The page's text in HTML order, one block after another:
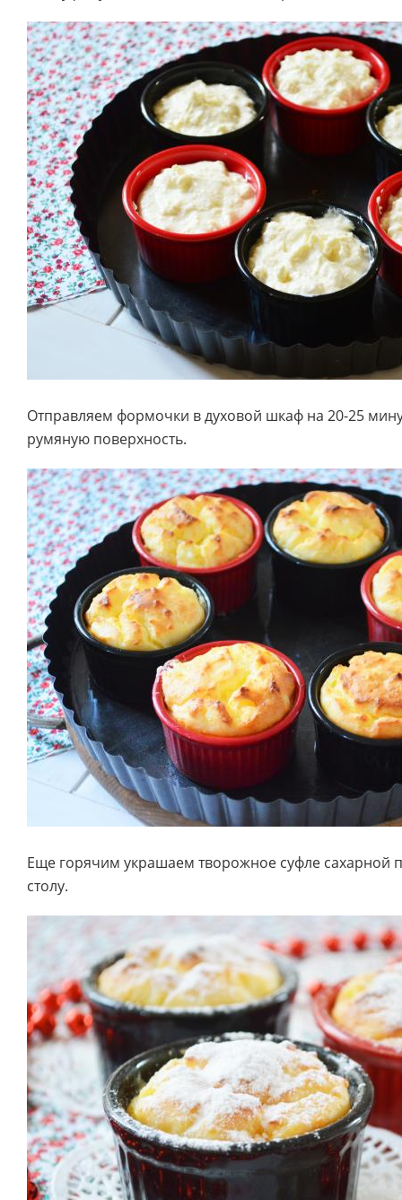
Отправляем формочки в духовой шкаф на 20-25
румяную поверхность.
Еще горячим украшаем творожное суфле сахарной
столу.